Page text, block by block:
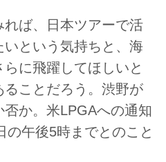
れば、日本ツアーで活
という気持ちと、海
に飛躍してほしいと
ことだろう。渋野が
か。米LPGAへの通知
の午後5時までとのこと